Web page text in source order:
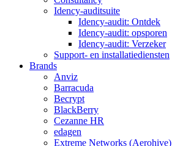
Idency-auditsuite
Idency-audit: Ontdek
Idency-audit: opsporen
Idency-audit: Verzeker
Support- en installatiediensten
Brands
Anviz
Barracuda
Becrypt
BlackBerry
Cezanne HR
edagen
Extreme Networks (Aerohive)